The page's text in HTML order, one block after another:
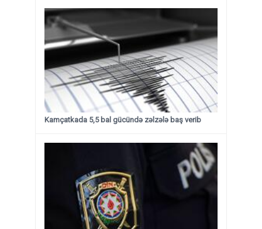
Kamçatkada 5,5 bal gücündə zəlzələ baş verib